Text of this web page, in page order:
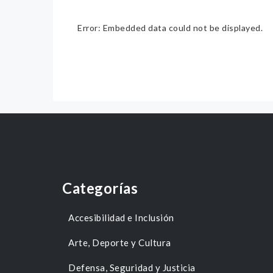
Error: Embedded data could not be displayed.
Categorías
Accesibilidad e Inclusión
Arte, Deporte y Cultura
Defensa, Seguridad y Justicia